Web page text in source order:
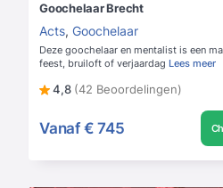
Goochelaar Brecht
Acts, Goochelaar
Deze goochelaar en mentalist is een
feest, bruiloft of verjaardag Lees meer
4,8 (42 Beoordelingen)
Vanaf € 745